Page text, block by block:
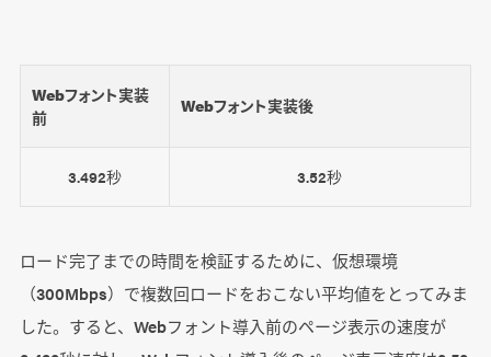
Webフォント実装
前
Webフォント実装後
3.492秒 3.52秒
ロード完了までの時間を検証するために、仮想環境
（300Mbps）で複数回ロードをおこない平均値をとってみま
した。すると、Webフォント導入前のページ表示の速度が